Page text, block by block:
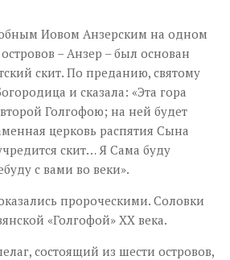
Иовом Анзерским на одном
– Анзер – был основан
скит. По преданию, святому
и сказала: «Эта гора
Голгофою; на ней будет
церковь распятия Сына
скит… Я Сама буду
с вами во веки».
пророческими. Соловки
«Голгофой» XX века.
состоящий из шести островов,